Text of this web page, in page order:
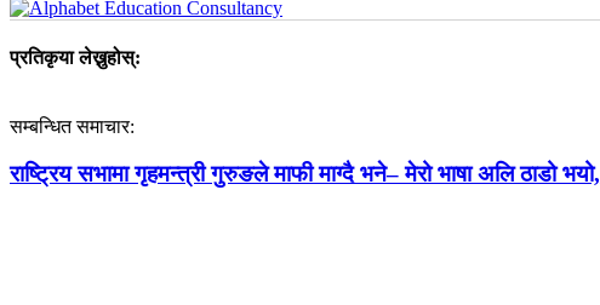
प्रतिकृया लेख्नुहोस्:
सम्बन्धित समाचार:
राष्ट्रिय सभामा गृहमन्त्री गुरुङले माफी माग्दै भने– मेरो भाषा अलि ठाडो भयो,